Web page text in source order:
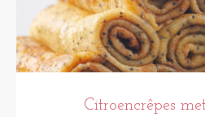
Citroencrêpes